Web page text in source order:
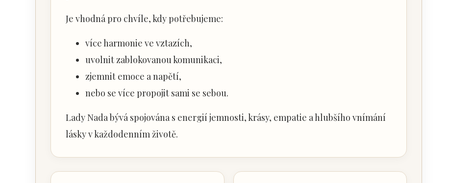
Je vhodná pro chvíle, kdy potřebujeme:
více harmonie ve vztazích,
uvolnit zablokovanou komunikaci,
zjemnit emoce a napětí,
nebo se více propojit sami se sebou.
Lady Nada bývá spojována s energií jemnosti, krásy, empatie a hlubšího vnímání
lásky v každodenním životě.